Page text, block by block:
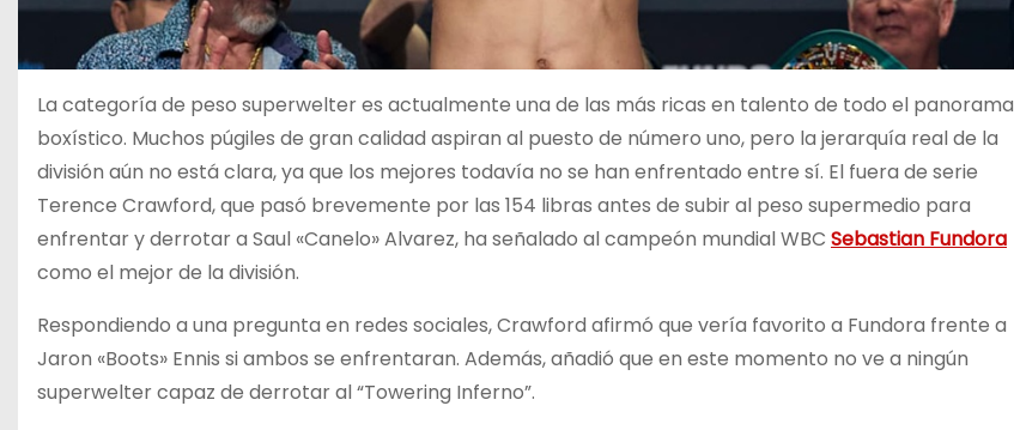
La categoría de peso superwelter es actualmente una de las más ricas en talento de todo el panorama
boxístico. Muchos púgiles de gran calidad aspiran al puesto de número uno, pero la jerarquía real de la
división aún no está clara, ya que los mejores todavía no se han enfrentado entre sí. El fuera de serie
Terence Crawford, que pasó brevemente por las 154 libras antes de subir al peso supermedio para
enfrentar y derrotar a Saul «Canelo» Alvarez, ha señalado al campeón mundial WBC Sebastian Fundora
como el mejor de la división.
Respondiendo a una pregunta en redes sociales, Crawford afirmó que vería favorito a Fundora frente a
Jaron «Boots» Ennis si ambos se enfrentaran. Además, añadió que en este momento no ve a ningún
superwelter capaz de derrotar al “Towering Inferno”.